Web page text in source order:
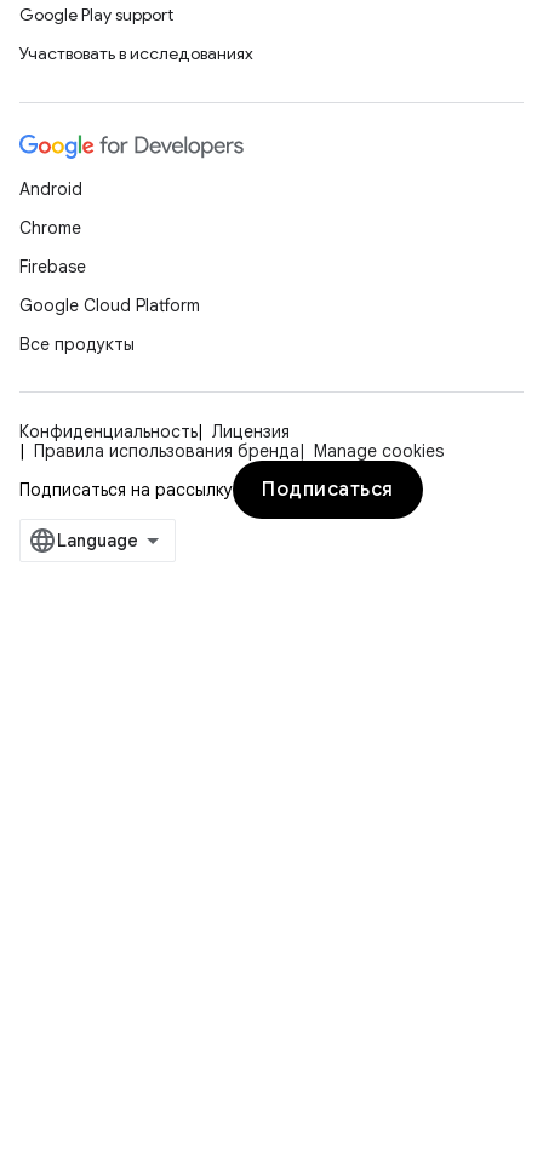
Google Play support
Участвовать в исследованиях
Android
Chrome
Firebase
Google Cloud Platform
Все продукты
Конфиденциальность
Лицензия
Правила использования бренда
Manage cookies
Подписаться на рассылку
Подписаться